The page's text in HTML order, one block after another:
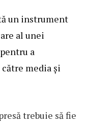
un instrument
al unei
a
media și
trebuie să fie